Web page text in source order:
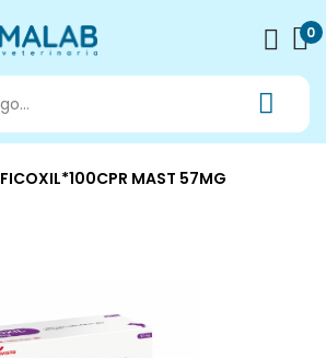
0
FICOXIL*100CPR MAST 57MG